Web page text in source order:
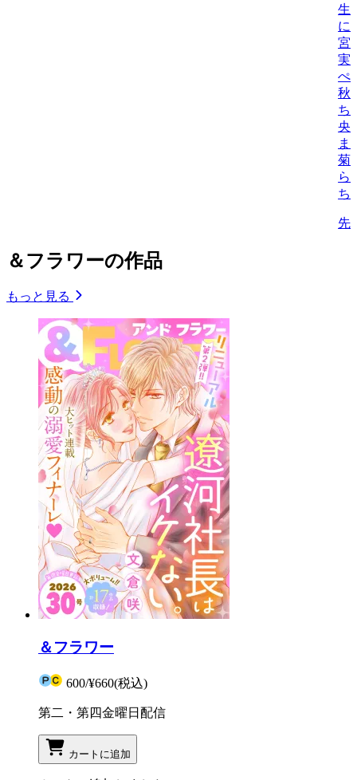
生/
に
宮
実/
ぺ
秋
ち
央
菊
ら
ち
先
＆フラワーの作品
もっと見る
＆フラワー
600/¥660(税込)
第二・第四金曜日配信
カートに追加